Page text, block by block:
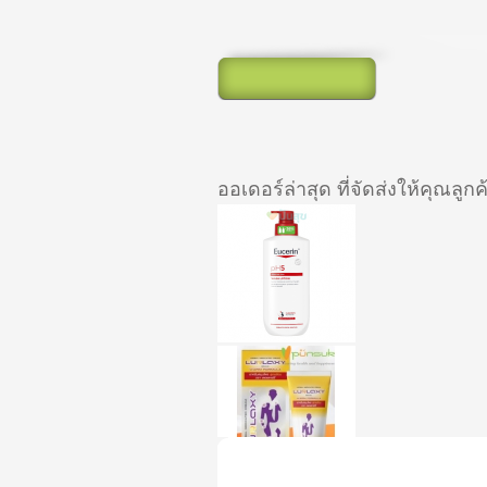
ออเดอร์ล่าสุด ที่จัดส่งให้คุณลูก